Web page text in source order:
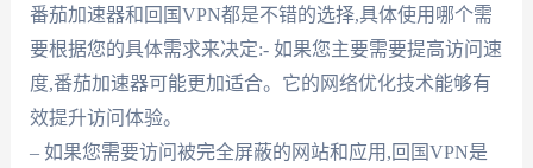
番茄加速器和回国VPN都是不错的选择,具体使用哪个需
要根据您的具体需求来决定:- 如果您主要需要提高访问速
度,番茄加速器可能更加适合。它的网络优化技术能够有
效提升访问体验。
– 如果您需要访问被完全屏蔽的网站和应用,回国VPN是